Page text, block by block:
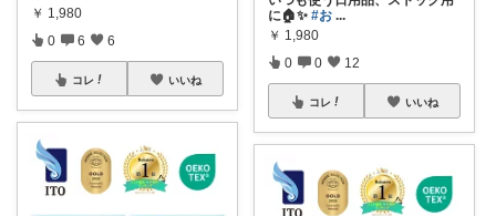
￥ 1,980
0 6 6
コレ いいね
に🏠✨ #お ...
￥ 1,980
0 0 12
コレ いいね